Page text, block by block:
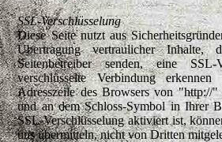
SSL-Verschlüsselung
Diese Seite nutzt aus
Übertragung vertraulicher
Seitenbetreiber senden, eine SSL-
verschlüsselte Verbindung
Adresszeile des Browsers von "http://
und an dem Schloss-Symbol in Ihrer
SSL-Verschlüsselung aktiviert ist,
uns übermitteln, nicht von Dritten